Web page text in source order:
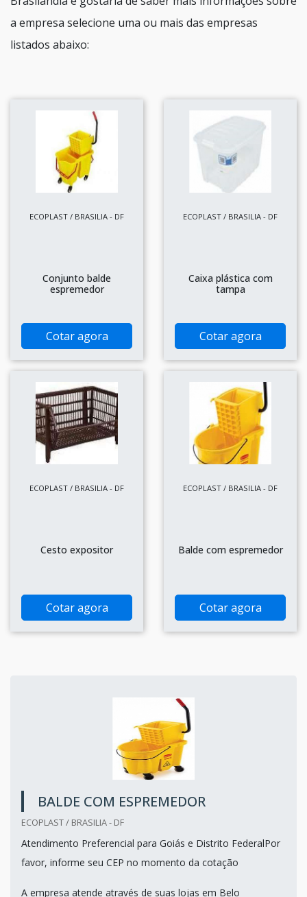
a empresa selecione uma ou mais das empresas
listados abaixo:
ECOPLAST / BRASILIA - DF
Conjunto balde
espremedor
Cotar agora
ECOPLAST / BRASILIA - DF
Caixa plástica com
tampa
Cotar agora
ECOPLAST / BRASILIA - DF
Cesto expositor
Cotar agora
ECOPLAST / BRASILIA - DF
Balde com espremedor
Cotar agora
BALDE COM ESPREMEDOR
ECOPLAST / BRASILIA - DF
Atendimento Preferencial para Goiás e Distrito FederalPor
favor, informe seu CEP no momento da cotação
A empresa atende através de suas lojas em Belo